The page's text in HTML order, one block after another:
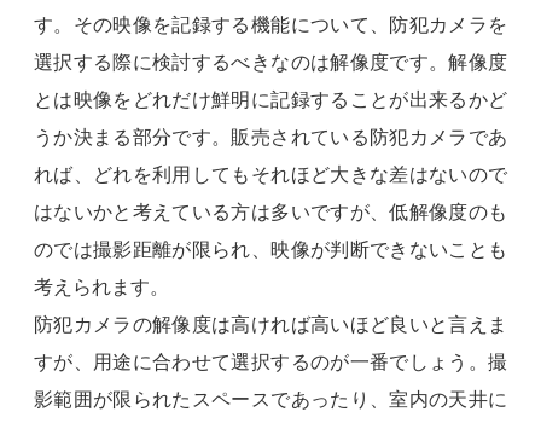
す。その映像を記録する機能について、防犯カメラを
選択する際に検討するべきなのは解像度です。解像度
とは映像をどれだけ鮮明に記録することが出来るかど
うか決まる部分です。販売されている防犯カメラであ
れば、どれを利用してもそれほど大きな差はないので
はないかと考えている方は多いですが、低解像度のも
のでは撮影距離が限られ、映像が判断できないことも
考えられます。
防犯カメラの解像度は高ければ高いほど良いと言えま
すが、用途に合わせて選択するのが一番でしょう。撮
影範囲が限られたスペースであったり、室内の天井に